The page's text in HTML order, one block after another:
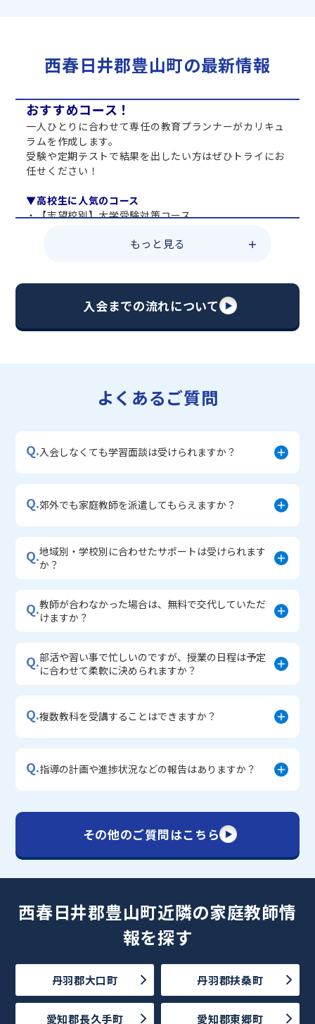
西春日井郡豊山町の最新情報
おすすめコース！
一人ひとりに合わせて専任の教育プランナーがカリキュ
ラムを作成します。
受験や定期テストで結果を出したい方はぜひトライにお
任せください！
▼高校生に人気のコース
・【志望校別】大学受験対策コース
・総合型選抜直前対策コース
・【志望校別】公立・私立高校受験対策コース
・宿題サポートコース
・学習習慣定着コース
もっと見る
入会までの流れについて
よくあるご質問
Q.入会しなくても学習面談は受けられますか？
Q.郊外でも家庭教師を派遣してもらえますか？
Q.地域別・学校別に合わせたサポートは受けられます
か？
Q.教師が合わなかった場合は、無料で交代していただ
けますか？
Q.部活や習い事で忙しいのですが、授業の日程は予定
に合わせて柔軟に決められますか？
Q.複数教科を受講することはできますか？
Q.指導の計画や進捗状況などの報告はありますか？
その他のご質問はこちら
西春日井郡豊山町近隣の家庭教師情
報を探す
丹羽郡大口町 丹羽郡扶桑町
愛知郡長久手町 愛知郡東郷町